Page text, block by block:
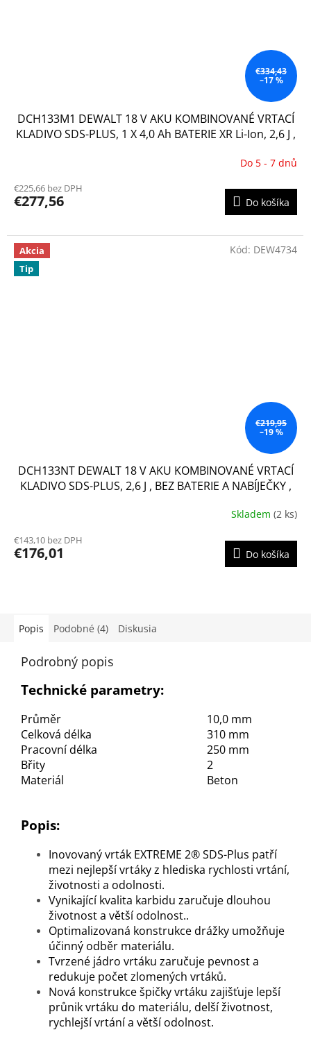
€334,43
–17 %
DCH133M1 DEWALT 18 V AKU KOMBINOVANÉ VRTACÍ
KLADIVO SDS-PLUS, 1 X 4,0 Ah BATERIE XR Li-Ion, 2,6 J ,
produktu
je
5
hviezdičiek.
Do 5 - 7 dnů
€225,66 bez DPH
€277,56 Do košíka
Akcia
Tip
€219,95
–19 %
DCH133NT DEWALT 18 V AKU KOMBINOVANÉ VRTACÍ
KLADIVO SDS-PLUS, 2,6 J , BEZ BATERIE A NABÍJEČKY ,
Skladem (2 ks)
€143,10 bez DPH
€176,01 Do košíka
Kód: DEW4734
Popis Podobné (4) Diskusia
Podrobný popis
Technické parametry:
Průměr
10,0 mm
Celková délka
310 mm
Pracovní délka
250 mm
Břity
2
Materiál
Beton
Popis:
Inovovaný vrták EXTREME 2® SDS-Plus patří
mezi nejlepší vrtáky z hlediska rychlosti vrtání,
životnosti a odolnosti.
Vynikající kvalita karbidu zaručuje dlouhou
životnost a větší odolnost..
Optimalizovaná konstrukce drážky umožňuje
účinný odběr materiálu.
Tvrzené jádro vrtáku zaručuje pevnost a
redukuje počet zlomených vrtáků.
Nová konstrukce špičky vrtáku zajišťuje lepší
průnik vrtáku do materiálu, delší životnost,
rychlejší vrtání a větší odolnost.